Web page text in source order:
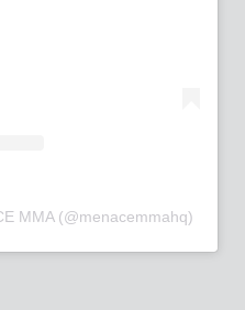
MMA (@menacemmahq)